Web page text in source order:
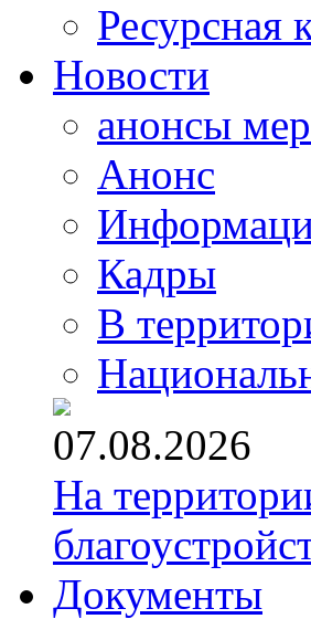
Ресурсная
Новости
анонсы
Анонс
Кадры
В
07.08.2026
На
Документы